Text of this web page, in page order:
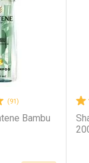
(91)
Bambu